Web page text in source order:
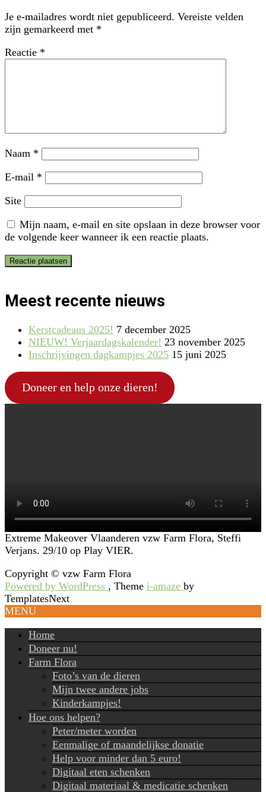
Je e-mailadres wordt niet gepubliceerd. Vereiste velden
zijn gemarkeerd met *
Reactie *
Naam *
E-mail *
Site
Mijn naam, e-mail en site opslaan in deze browser voor
de volgende keer wanneer ik een reactie plaats.
Meest recente nieuws
Kerstcadeaus 2025! 7 december 2025
NIEUW! Verjaardagskalender! 23 november 2025
Inschrijvingen dagkampjes 2025 15 juni 2025
Doneer en help onze dieren!
Extreme Makeover Vlaanderen vzw Farm Flora, Steffi
Verjans. 29/10 op Play VIER.
Copyright © vzw Farm Flora
Powered by WordPress , Theme i-amaze by
TemplatesNext
MENU
Home
Doneer nu!
Farm Flora
Foto’s van de dieren
Mijn twee andere jobs
Kinderkampjes!
Hoe ons helpen?
Peter/meter worden
Eenmalige of maandelijkse donatie
Help voor minder dan 5 euro!
Digitaal eten schenken
Digitaal materiaal & medicatie schenken